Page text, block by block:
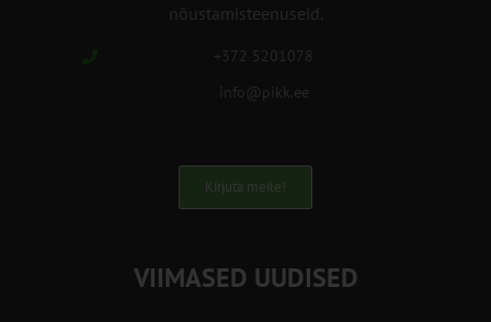
nõustamisteenuseid.
+372 5201078
info@pikk.ee
Kirjuta meile!
VIIMASED UUDISED